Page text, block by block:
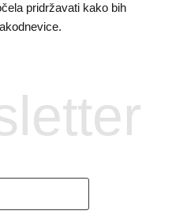
pridržavati kako bih